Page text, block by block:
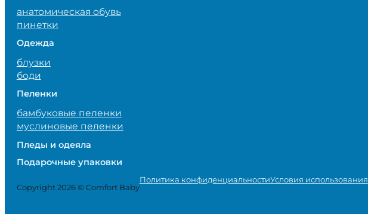
анатомическая обувь
пинетки
Одежда
блузки
боди
Пеленки
бамбуковые пеленки
муслиновые пеленки
Пледы и одеяла
Подарочные упаковки
Copyright 2026 © Comfort Baby
Политика конфиденциальностиУсловия использования